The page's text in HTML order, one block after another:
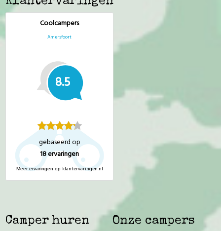
Coolcampers
Amersfoort
8.5
gebaseerd op
18ervaringen
Meer ervaringen op klantervaringen.nl
Camper huren Onze campers